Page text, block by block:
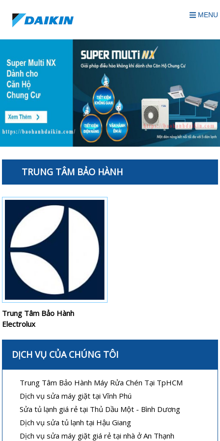
MENU
TRUNG TÂM BẢO HÀNH
Trung Tâm Bảo Hành
Electrolux
DỊCH VỤ CỦA CHÚNG TÔI
Trung Tâm Bảo Hành Máy Rửa Chén Tại TpHCM
Dịch vụ sửa máy giặt tại Vĩnh Phú
Sửa tủ lạnh giá rẻ tại Thủ Dầu Một - Bình Dương
Dịch vụ sửa tủ lạnh tại Hậu Giang
Dịch vụ sửa máy giặt giá rẻ tại nhà ở An Thạnh